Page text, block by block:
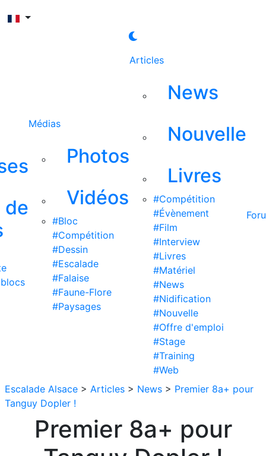
de
Médias
Photos
Vidéos
#Bloc
#Compétition
#Dessin
#Escalade
#Falaise
#Faune-Flore
#Paysages
Articles
News
Nouvelle
Livres
#Compétition
#Évènement
#Film
#Interview
#Livres
#Matériel
#News
#Nidification
#Nouvelle
#Offre d'emploi
#Stage
#Training
#Web
Escalade Alsace > Articles > News > Premier 8a+ pour
Tanguy Dopler !
Premier 8a+ pour